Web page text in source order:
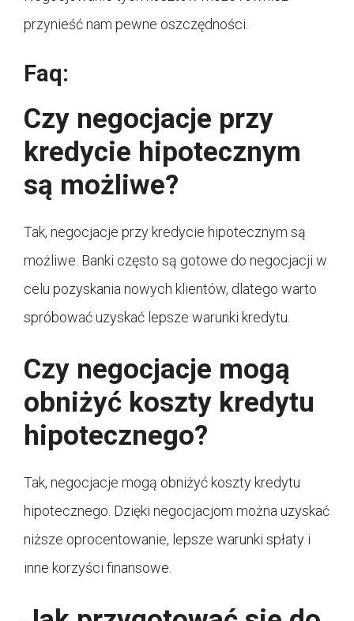
przynieść nam pewne oszczędności.
Faq:
Czy negocjacje przy
kredycie hipotecznym
są możliwe?
Tak, negocjacje przy kredycie hipotecznym są
możliwe. Banki często są gotowe do negocjacji w
celu pozyskania nowych klientów, dlatego warto
spróbować uzyskać lepsze warunki kredytu.
Czy negocjacje mogą
obniżyć koszty kredytu
hipotecznego?
Tak, negocjacje mogą obniżyć koszty kredytu
hipotecznego. Dzięki negocjacjom można uzyskać
niższe oprocentowanie, lepsze warunki spłaty i
inne korzyści finansowe.